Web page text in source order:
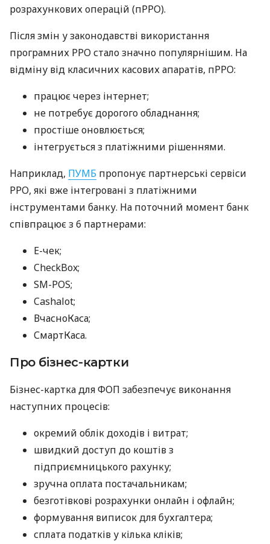
розрахункових операцій (пРРО).
Після змін у законодавстві використання
програмних РРО стало значно популярнішим. На
відміну від класичних касових апаратів, пРРО:
працює через інтернет;
не потребує дорогого обладнання;
простіше оновлюється;
інтегрується з платіжними рішеннями.
Наприклад, ПУМБ пропонує партнерські сервіси
РРО, які вже інтегровані з платіжними
інструментами банку. На поточний момент банк
співпрацює з 6 партнерами:
E-чек;
CheckBox;
SM-POS;
Cashalot;
ВчасноКаса;
СмартКаса.
Про бізнес-картки
Бізнес-картка для ФОП забезпечує виконання
наступних процесів:
окремий облік доходів і витрат;
швидкий доступ до коштів з
підприємницького рахунку;
зручна оплата постачальникам;
безготівкові розрахунки онлайн і офлайн;
формування виписок для бухгалтера;
сплата податків у кілька кліків;